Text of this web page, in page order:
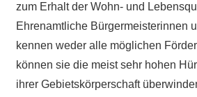
zum Erhalt der Wohn- und
Ehrenamtliche Bürgermeisterinnen
kennen weder alle möglichen
können sie die meist sehr hohen
ihrer Gebietskörperschaft